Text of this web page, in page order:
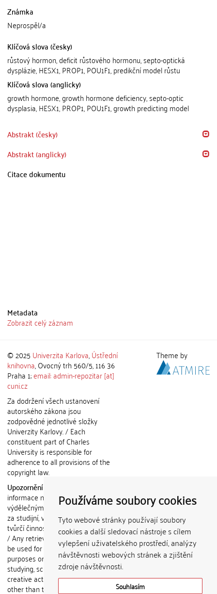
Používáme soubory cookies
Tyto webové stránky používají soubory
cookies a další sledovací nástroje s cílem
vylepšení uživatelského prostředí, analýzy
návštěvnosti webových stránek a zjištění
zdroje návštěvnosti.
Souhlasím
Známka
Neprospěl/a
Klíčová slova (česky)
růstový hormon, deficit růstového hormonu, septo-optická
dysplázie, HESX1, PROP1, POU1F1, predikční model růstu
Klíčová slova (anglicky)
growth hormone, growth hormone deficiency, septo-optic
dysplasia, HESX1, PROP1, POU1F1, growth predicting model
Abstrakt (česky)
Abstrakt (anglicky)
Citace dokumentu
Metadata
Zobrazit celý záznam
© 2025 Univerzita Karlova,Ústřední
knihovna, Ovocný trh 560/5, 116 36
Praha 1;email: admin-repozitar [at]
cuni.cz
Za dodržení všech ustanovení
autorského zákona jsou
zodpovědné jednotlivé složky
Univerzity Karlovy. / Each
constituent part of Charles
University is responsible for
adherence to all provisions of the
copyright law.
Upozornění / Notice:
informace nemohou být použity k
výdělečným účelům nebo vydávány
za studijní, vědeckou nebo jinou
tvůrčí činnost jiné osoby než autora.
/ Any retrieved information shall not
be used for any commercial
purposes or claimed as results of
studying, scientific or any other
creative activities of any person
other than the author.
Theme by